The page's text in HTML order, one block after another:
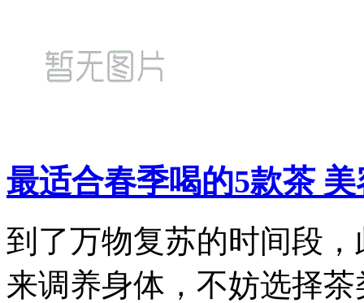
最适合春季喝的5款茶
到了万物复苏的时间段
来调养身体，不妨选择